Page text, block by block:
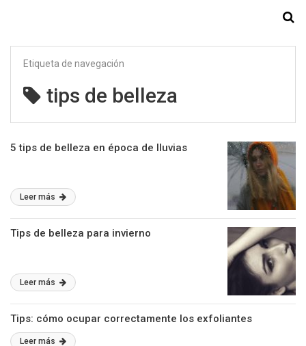
Etiqueta de navegación
tips de belleza
5 tips de belleza en época de lluvias
Leer más
Tips de belleza para invierno
Leer más
Tips: cómo ocupar correctamente los exfoliantes
Leer más